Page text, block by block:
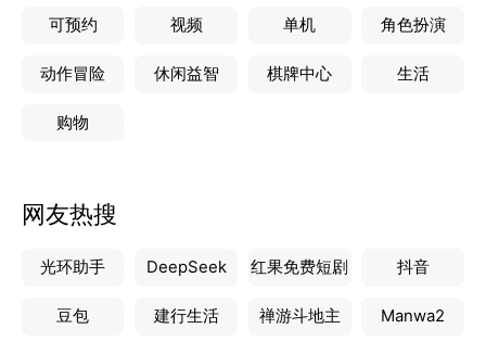
可预约 视频 单机 角色扮演
动作冒险 休闲益智 棋牌中心 生活
购物
网友热搜
光环助手 DeepSeek 红果免费短剧 抖音
豆包 建行生活 禅游斗地主 Manwa2